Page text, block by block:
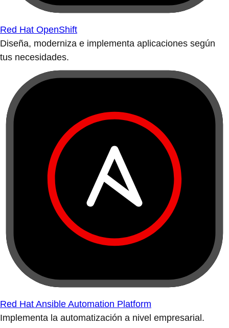
Red Hat OpenShift
Diseña, moderniza e implementa aplicaciones según
tus necesidades.
Red Hat Ansible Automation Platform
Implementa la automatización a nivel empresarial.